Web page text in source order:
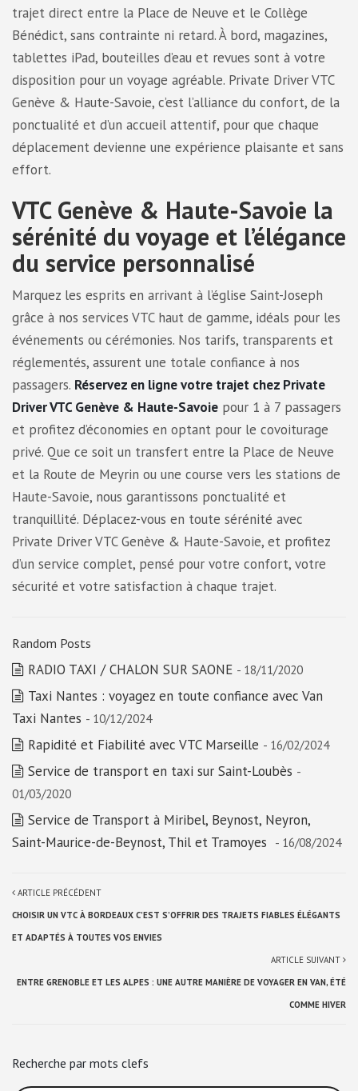
trajet direct entre la Place de Neuve et le Collège
Bénédict, sans contrainte ni retard. À bord, magazines,
tablettes iPad, bouteilles d’eau et revues sont à votre
disposition pour un voyage agréable. Private Driver VTC
Genève & Haute-Savoie, c’est l’alliance du confort, de la
ponctualité et d’un accueil attentif, pour que chaque
déplacement devienne une expérience plaisante et sans
effort.
VTC Genève & Haute-Savoie la
sérénité du voyage et l’élégance
du service personnalisé
Marquez les esprits en arrivant à l’église Saint-Joseph
grâce à nos services VTC haut de gamme, idéals pour les
événements ou cérémonies. Nos tarifs, transparents et
réglementés, assurent une totale confiance à nos
passagers. Réservez en ligne votre trajet chez Private
Driver VTC Genève & Haute-Savoie pour 1 à 7 passagers
et profitez d’économies en optant pour le covoiturage
privé. Que ce soit un transfert entre la Place de Neuve
et la Route de Meyrin ou une course vers les stations de
Haute-Savoie, nous garantissons ponctualité et
tranquillité. Déplacez-vous en toute sérénité avec
Private Driver VTC Genève & Haute-Savoie, et profitez
d’un service complet, pensé pour votre confort, votre
sécurité et votre satisfaction à chaque trajet.
Random Posts
RADIO TAXI / CHALON SUR SAONE - 18/11/2020
Taxi Nantes : voyagez en toute confiance avec Van
Taxi Nantes - 10/12/2024
Rapidité et Fiabilité avec VTC Marseille - 16/02/2024
Service de transport en taxi sur Saint-Loubès -
01/03/2020
Service de Transport à Miribel, Beynost, Neyron,
Saint-Maurice-de-Beynost, Thil et Tramoyes - 16/08/2024
ARTICLE PRÉCÉDENT
CHOISIR UN VTC À BORDEAUX C’EST S’OFFRIR DES TRAJETS FIABLES ÉLÉGANTS
ET ADAPTÉS À TOUTES VOS ENVIES
ARTICLE SUIVANT
ENTRE GRENOBLE ET LES ALPES : UNE AUTRE MANIÈRE DE VOYAGER EN VAN, ÉTÉ
COMME HIVER
Recherche par mots clefs